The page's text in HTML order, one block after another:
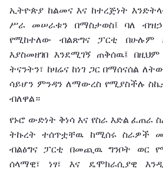
ኢትዮጵያ ከልመና እና ከተረጅነት
ሥራ
መሠራቱን በማስታወስ፤ ባለ ብዝኃ
የሚከተለው
ብልጽግና ፓርቲ በሁሉም
እያስመዘገበ እንደሚገኝ ጠቅሰዉ፤ በዚህም
ትናንትን፣ ከዛሬና ከነገ ጋር በማሰናሰል
ሳይሆን ምንዳን ለማውረስ የሚያስችሉ
ብለዋል።
የኑሮ ውድነት ቅነሳ እና የስራ እድል ፈጠራ
ትኩረት
ተሰጥቷቸዉ ከሚሰሩ ስራዎች
ብልፅግና ፓርቲ በመጪዉ ግንቦት
ወር
ሰላማዊ፣
ነፃ፣ እና ዴሞክራሲያዊ